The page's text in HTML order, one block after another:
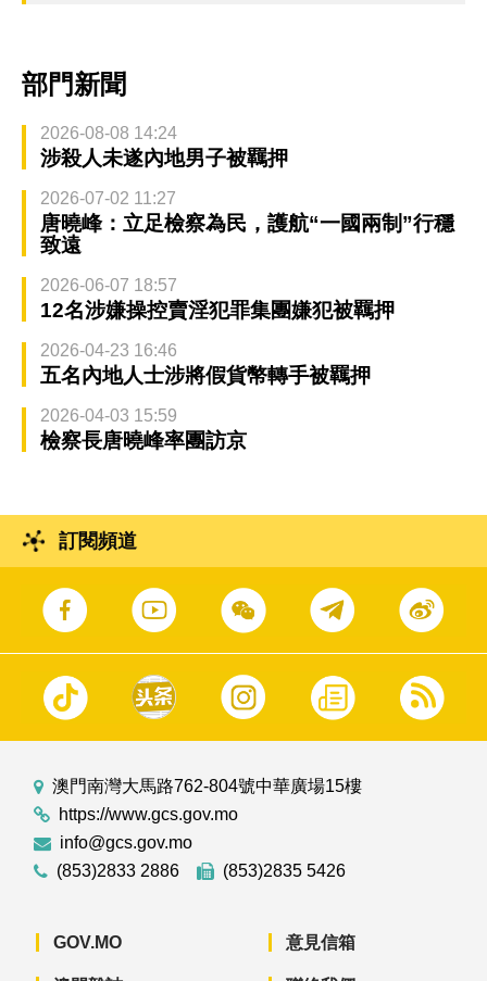
部門新聞
2026-08-08 14:24
涉殺人未遂內地男子被羈押
2026-07-02 11:27
唐曉峰：立足檢察為民，護航“一國兩制”行穩
致遠
2026-06-07 18:57
12名涉嫌操控賣淫犯罪集團嫌犯被羈押
2026-04-23 16:46
五名內地人士涉將假貨幣轉手被羈押
2026-04-03 15:59
檢察長唐曉峰率團訪京
訂閱頻道
澳門南灣大馬路762-804號中華廣場15樓
https://www.gcs.gov.mo
info@gcs.gov.mo
(853)2833 2886
(853)2835 5426
GOV.MO 意見信箱